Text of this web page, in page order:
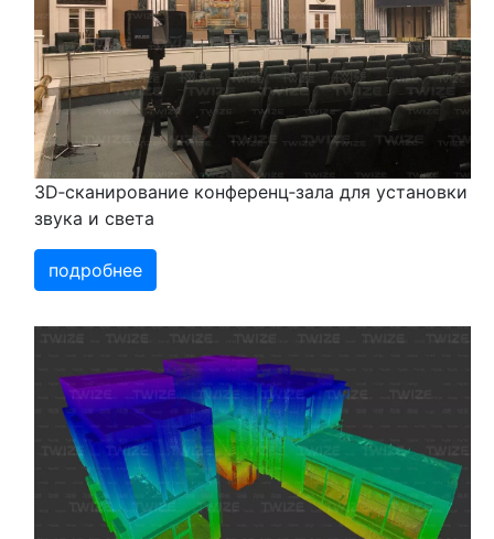
3D‑сканирование конференц‑зала для установки
звука и света
подробнее